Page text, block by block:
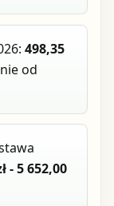
498,35
od
- 5 652,00